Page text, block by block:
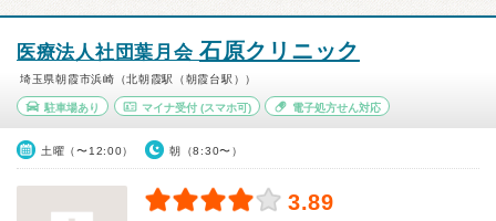
医療法人社団葉月会 石原クリニック
埼玉県朝霞市浜崎（北朝霞駅（朝霞台駅））
駐車場あり マイナ受付(スマホ可) 電子処方せん対応
土曜（〜12:00） 朝（8:30〜）
3.89